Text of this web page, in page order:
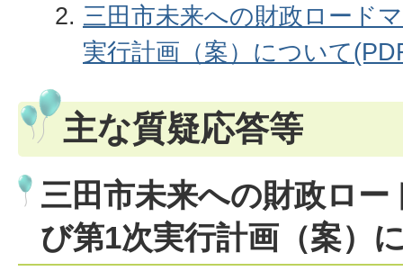
三田市未来への財政ロード
実行計画（案）について
主な質疑応答等
三田市未来への財政ロ
び第1次実行計画（案）